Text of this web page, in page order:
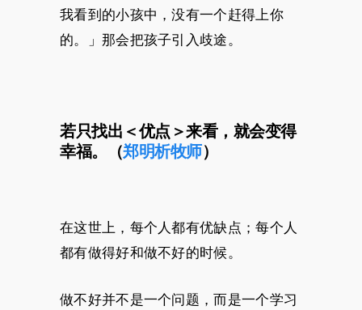
我看到的小孩中，没有一个赶得上你
的。」那会把孩子引入歧途。
若只找出＜优点＞来看，就会变得
幸福。（郑明析牧师）
在这世上，每个人都有优缺点；每个人
都有做得好和做不好的时候。
做不好并不是一个问题，而是一个学习